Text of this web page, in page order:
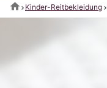
home Kinder-Reitbekleidung